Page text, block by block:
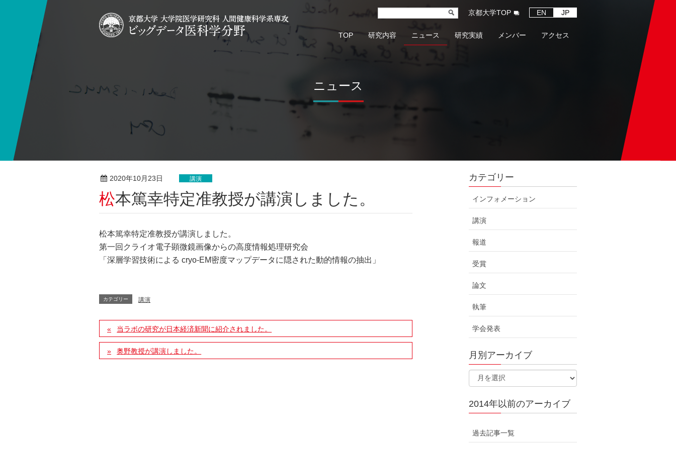
京都大学TOP EN JP
TOP 研究内容 ニュース 研究実績 メンバー アクセス
ニュース
2020年10月23日 講演
松本篤幸特定准教授が講演しました。
松本篤幸特定准教授が講演しました。
第一回クライオ電子顕微鏡画像からの高度情報処理研究会
「深層学習技術による cryo-EM密度マップデータに隠された動的情報の抽出」
カテゴリー 講演
当ラボの研究が日本経済新聞に紹介されました。
奥野教授が講演しました。
カテゴリー
インフォメーション
講演
報道
受賞
論文
執筆
学会発表
月別アーカイブ
2014年以前のアーカイブ
過去記事一覧